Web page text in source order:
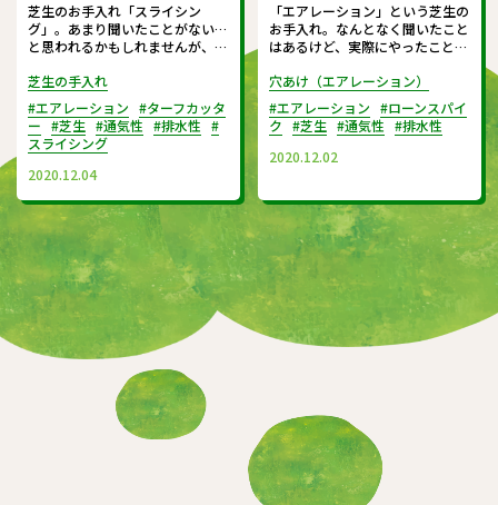
芝生のお手入れ「スライシン
グ」。あまり聞いたことがない…
と思われるかもしれませんが、や
芝生の手入れ
#エアレーション #ターフカッタ
ー #芝生 #通気性 #排水性 #
スライシング
2020.12.04
「エアレーション」という芝生の
お手入れ。なんとなく聞いたこと
はあるけど、実際にやったことは
う…。
穴あけ（エアレーション）
#エアレーション
#ローンスパイ
ク
#芝生 #通気性
#排水性
2020.12.02